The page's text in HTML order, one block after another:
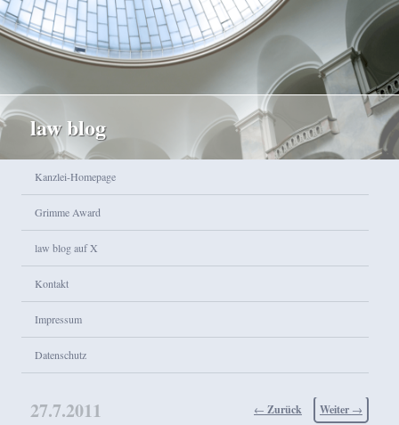
law blog
Zum Inhalt wechseln
Zum sekundären Inhalt wechseln
Kanzlei-Homepage
Grimme Award
law blog auf X
Kontakt
Impressum
Datenschutz
Beitragsnavigation
← Zurück Weiter →
27.7.2011